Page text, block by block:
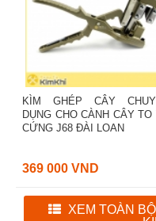
KÌM GHÉP CÂY
DỤNG CHO CÀNH CÂY TO
CỨNG J68 ĐÀI LOAN
369 000 VND
XEM TOÀN